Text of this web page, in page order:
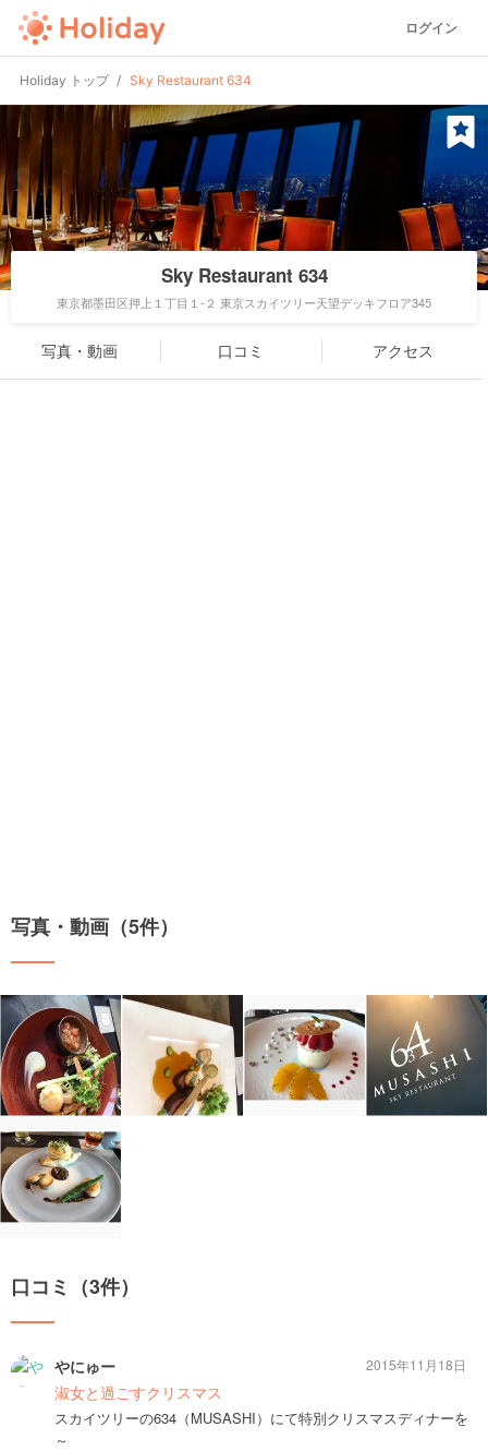
ログイン
Holiday トップ Sky Restaurant 634
Sky Restaurant 634
東京都墨田区押上１丁目１-２ 東京スカイツリー天望デッキフロア345
写真・動画 口コミ アクセス
写真・動画（5件）
口コミ（3件）
やにゅー
淑女と過ごすクリスマス
スカイツリーの634（MUSASHI）にて特別クリスマスディナーを
～
2015年11月18日